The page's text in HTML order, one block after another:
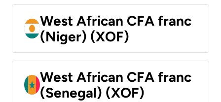
West African CFA franc
(Niger) (XOF)
West African CFA franc
(Senegal) (XOF)